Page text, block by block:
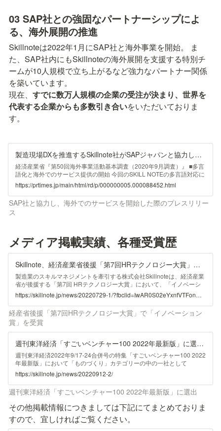
03 SAP社との強固なパートナーシップによ
る、海外展開の推進
Skillnoteは2022年1月にSAP社と海外事業を開始。 ま
た、SAP社内にもSkillnoteの海外展開を支援する特別チ
ームが10人規模で立ち上がるなど強力なパートナー関係
を築いています。
現在、 すでに数万人規模の企業の受注が決まり、世界を
代表する企業からも多数引き合いをいただいておりま
す。
製造現場DXを推進するSkillnote社がSAPジャパンと協力し、海外での人材管理サービス提供を開始
経済産業省『第50回海外事業活動基本調査（2020年9月調査）』 ■多言
語化と海外でのサービス提供の開始 今回のSKILL NOTEの多言語対応に
より、従来より多く要望をいただいておりました「日本の製造業企業様
の海外での人材育成・人材配置の支援」と「海外現地企業へのサービス
提供」を実現いたします。 日本の製造業企業が海外現地法人で雇用す
る従業員数は 4 00 万人を超えている一方で、日本との慣習や労働文化
的な人材育成・人材配置を支援します。 加えて、同じく多くの要望を
いただいておりました「海外現地企業へのサービス提供」についても本
格的に開始します。グローバルで選ばれるサービスになることを通し
て、SKILL NOTEの価値が多面的かつ持続的に磨かれ、日本のお客様に
対してもより高い価値を提供できるようになることを目指します。
■SAPジャパンとのパートナーシップ Skillnoteは、2019年に日本で開始
されたSAPジャパン株式会社（本社：東京都千代田区、代表取締役：鈴
木 洋史）主催のアクセラレーションプログラム「SAP.iO Foundreis
Tokyo」の第１期生として参加させていただきました。その後、2020年
５月にSAP PartnerEdge Silverパートナーに認定されて以降、SAP®
SuccessFactors®とSKILL NOTEの共同提案を中心に、人材管理の分野
でSAPジャパンと協業を行ってまいりました。 今後は国内での協業実
績に加え、海外市場においてもSAP社とのパートナーシップを通して、
事業展開を加速したいと考えています。 ■SAP社からのコメント SAPジ
ャパン バイスプレジデント 人事・人材ソリューション事業本部 本部長
稲垣利明様 「日本企業の製造現場DXを推進するSKILL NOTEを、海外
現地ユーザー様、海外企業にもご提供可能になることを大変喜ばしく思
っております。 今後も両社の協業をより強固なものとし、日本のもの
づくりを支える製造現場のきめ細かいスキル情報の管理を海外にも展開
していくことで、総合的な人材育成・人材配置のプラットフォームの拡
充を進め、製造現場のDXを推進してまいります」 ■SAP
SuccessFactorsについて SAP SuccessFactorsソリューションは、コア
人事・給与計算、タレントマネジメント、人事アナリティクスと要員計
画、従業員エクスペリエンス管理をサポートする、クラウドベースの
HCMソフトウェアアプリケーションです。このスイートは現在、SAP®
https://prtimes.jp/main/html/rd/p/000000005.000088452.html
SAP社と協力し、海外でのサービスを開始した際のプレスリリー
ス
メディア掲載実績、各種受賞歴
Skillnote、経済産業省後援「第7回HRテクノロジー大賞」で「イノベーション賞」を受賞 | スキルノート｜製造業特化のスキル管理・人材育成システム｜250社以上が導入
製造業のスキルマネジメントを牽引する株式会社Skillnoteは、経済産業
省が後援する「第7回 HRテクノロジー大賞」において、「イノベーシ
ョン賞」を受賞したことをお知らせします。
https://skillnote.jp/news/20220729-1/?fbclid=IwAR0S02eYxnfVTFonNdRP7escT1Zt-QSmwa72BbMRzFm4nQZrmKcxQUo25KA
経産省後援「第7回HRテクノロジー大賞」で「イノベーション
賞」を受賞
週刊東洋経済「すごいベンチャー100 2022年最新版」に選出【メディア掲載】 | スキルノート｜製造業特化のスキル管理・人材育成システム｜250社以上が導入
週刊東洋経済2022年9/17-24合併号の特集「すごいベンチャー100 2022
年最新版」において「ものづくり」カテゴリーの中の一社として
Skillnoteが選出されました。
https://skillnote.jp/news/20220912-2/
週刊東洋経済「すごいベンチャー100 2022年最新版」に選出
その他掲載情報につきましては下記にてまとめておりま
すので、宜しければご覧ください。